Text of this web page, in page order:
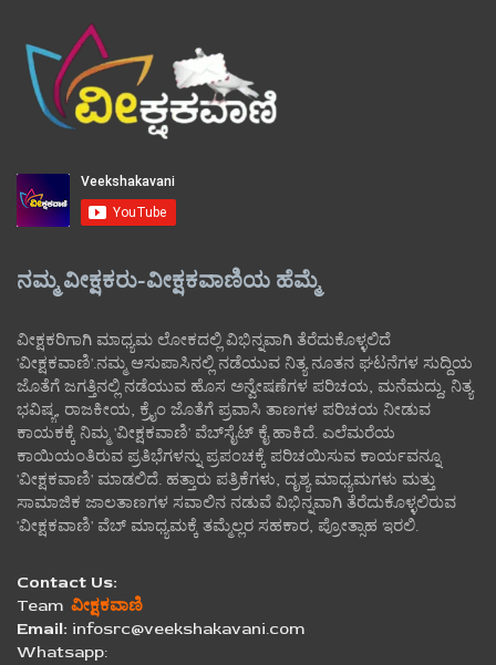
ನಮ್ಮ ವೀಕ್ಷಕರು-ವೀಕ್ಷಕವಾಣಿಯ ಹೆಮ್ಮೆ
ವೀಕ್ಷಕರಿಗಾಗಿ ಮಾಧ್ಯಮ ಲೋಕದಲ್ಲಿ ವಿಭಿನ್ನವಾಗಿ ತೆರೆದುಕೊಳ್ಳಲಿದೆ
'ವೀಕ್ಷಕವಾಣಿ'.ನಮ್ಮ ಆಸುಪಾಸಿನಲ್ಲಿ ನಡೆಯುವ ನಿತ್ಯ ನೂತನ ಘಟನೆಗಳ ಸುದ್ದಿಯ
ಜೊತೆಗೆ ಜಗತ್ತಿನಲ್ಲಿ ನಡೆಯುವ ಹೊಸ ಅನ್ವೇಷಣೆಗಳ ಪರಿಚಯ, ಮನೆಮದ್ದು, ನಿತ್ಯ
ಭವಿಷ್ಯ, ರಾಜಕೀಯ, ಕ್ರೈಂ ಜೊತೆಗೆ ಪ್ರವಾಸಿ ತಾಣಗಳ ಪರಿಚಯ ನೀಡುವ
ಕಾಯಕಕ್ಕೆ ನಿಮ್ಮ 'ವೀಕ್ಷಕವಾಣಿ' ವೆಬ್‌ಸೈಟ್‌ ಕೈ ಹಾಕಿದೆ. ಎಲೆಮರೆಯ
ಕಾಯಿಯಂತಿರುವ ಪ್ರತಿಭೆಗಳನ್ನು ಪ್ರಪಂಚಕ್ಕೆ ಪರಿಚಯಿಸುವ ಕಾರ್ಯವನ್ನೂ
'ವೀಕ್ಷಕವಾಣಿ' ಮಾಡಲಿದೆ. ಹತ್ತಾರು ಪತ್ರಿಕೆಗಳು, ದೃಶ್ಯ ಮಾಧ್ಯಮಗಳು ಮತ್ತು
ಸಾಮಾಜಿಕ ಜಾಲತಾಣಗಳ ಸವಾಲಿನ ನಡುವೆ ವಿಭಿನ್ನವಾಗಿ ತೆರೆದುಕೊಳ್ಳಲಿರುವ
'ವೀಕ್ಷಕವಾಣಿ' ವೆಬ್ ಮಾಧ್ಯಮಕ್ಕೆ ತಮ್ಮೆಲ್ಲರ ಸಹಕಾರ, ಪ್ರೋತ್ಸಾಹ ಇರಲಿ.
Contact Us:
Team ವೀಕ್ಷಕವಾಣಿ
Email: infosrc@veekshakavani.com
Whatsapp: